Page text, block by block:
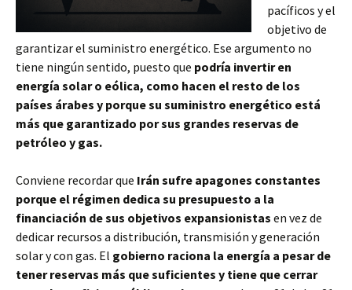
pacíficos y el
objetivo de
garantizar el suministro energético. Ese argumento no
tiene ningún sentido, puesto que podría invertir en
energía solar o eólica, como hacen el resto de los
países árabes y porque su suministro energético está
más que garantizado por sus grandes reservas de
petróleo y gas.
Conviene recordar que Irán sufre apagones constantes
porque el régimen dedica su presupuesto a la
financiación de sus objetivos expansionistas en vez de
dedicar recursos a distribución, transmisión y generación
solar y con gas. El gobierno raciona la energía a pesar de
tener reservas más que suficientes y tiene que cerrar